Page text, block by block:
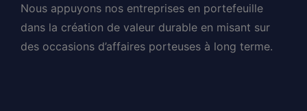
Nous appuyons nos entreprises en portefeuille
dans la création de valeur durable en misant sur
des occasions d’affaires porteuses à long terme.